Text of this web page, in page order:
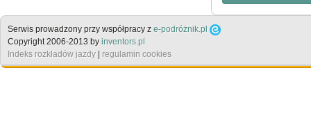
Serwis prowadzony przy współpracy z e-podróżnik.pl
Copyright 2006-2013 by inventors.pl
Indeks rozkładów jazdy | regulamin cookies